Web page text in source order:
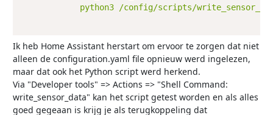
python3 /config/scripts/
Ik heb Home Assistant herstart om ervoor te zorgen dat niet
alleen de configuration.yaml file opnieuw werd ingelezen,
maar dat ook het Python script werd herkend.
Via "Developer tools" => Actions => "Shell Command:
write_sensor_data" kan het script getest worden en als alles
goed gegeaan is krijg je als terugkoppeling dat